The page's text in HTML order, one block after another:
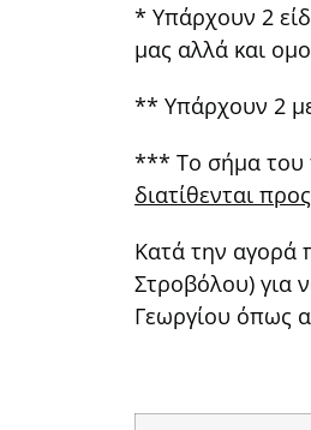
* Υπάρχουν 2
μας αλλά και
** Υπάρχουν 2
*** Το σήμα του
διατίθενται
Κατά την αγορά
Στροβόλου) για
Γεωργίου όπως